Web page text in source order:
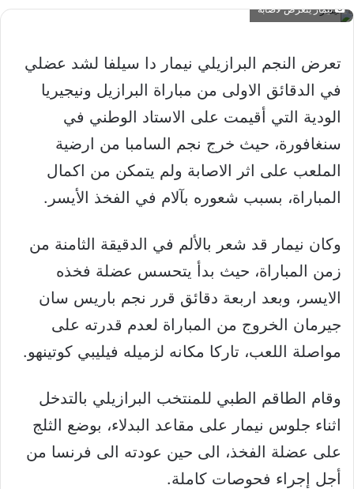
إلكترونيا
نيمار يتعرض لاصابة
تعرض النجم البرازيلي نيمار دا سيلفا لشد عضلي
في الدقائق الاولى من مباراة البرازيل ونيجيريا
الودية التي أقيمت على الاستاد الوطني في
سنغافورة، حيث خرج نجم السامبا من ارضية
الملعب على اثر الاصابة ولم يتمكن من اكمال
المباراة، بسبب شعوره بآلام في الفخذ الأيسر.
وكان نيمار قد شعر بالألم في الدقيقة الثامنة من
زمن المباراة، حيث بدأ يتحسس عضلة فخذه
الايسر، وبعد اربعة دقائق قرر نجم باريس سان
جيرمان الخروج من المباراة لعدم قدرته على
مواصلة اللعب، تاركا مكانه لزميله فيليبي كوتينهو.
وقام الطاقم الطبي للمنتخب البرازيلي بالتدخل
اثناء جلوس نيمار على مقاعد البدلاء، بوضع الثلج
على عضلة الفخذ، الى حين عودته الى فرنسا من
أجل إجراء فحوصات كاملة.